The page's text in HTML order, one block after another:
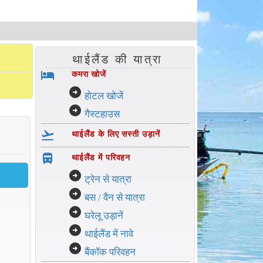
थाईलैंड की यात्रा
hotel कमरा खोजें
arrow_circle_right होटल खोजें
arrow_circle_right गैस्टहाउस
flight_takeoff थाईलैंड के लिए सस्ती उड़ानें
directions_bus_filled थाईलैंड में परिवहन
arrow_circle_right ट्रेन से यात्रा
arrow_circle_right बस / वैन से यात्रा
arrow_circle_right घरेलू उड़ानें
arrow_circle_right थाईलैंड में नावे
arrow_circle_right बैंकॉक परिवहन